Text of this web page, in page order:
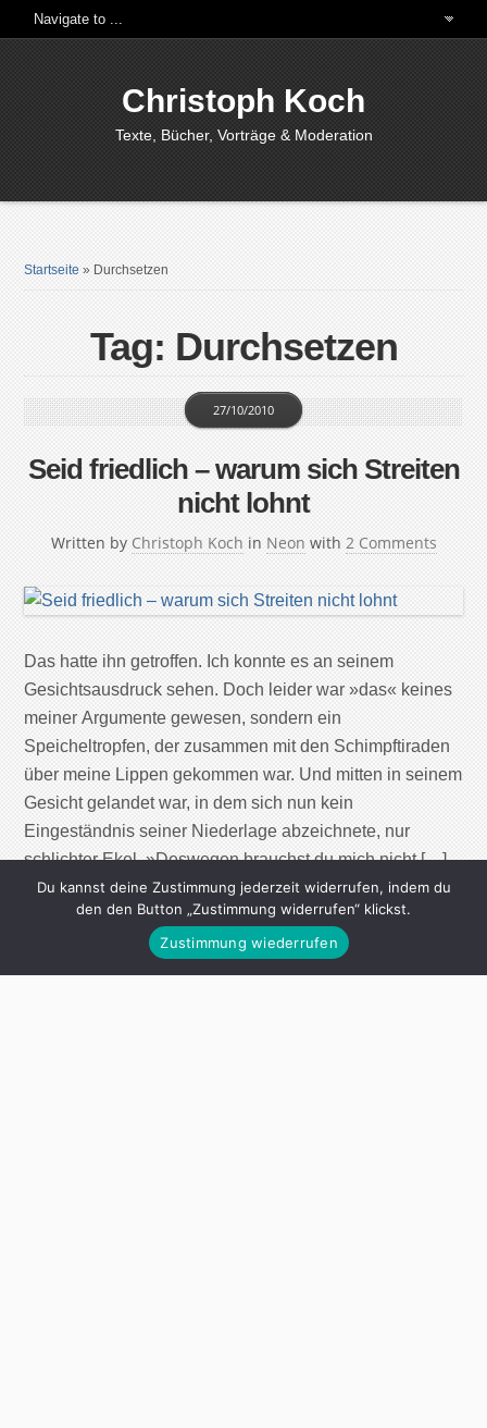
Christoph Koch
Texte, Bücher, Vorträge & Moderation
Startseite » Durchsetzen
Tag: Durchsetzen
Seid friedlich – warum sich Streiten
nicht lohnt
Written by Christoph Koch
27/10/2010
in Neon with 2 Comments
Das hatte ihn getroffen. Ich konnte es an seinem
Gesichtsausdruck sehen. Doch leider war »das« keines
meiner Argumente gewesen, sondern ein
Speicheltropfen, der zusammen mit den Schimpftiraden
über meine Lippen gekommen war. Und mitten in seinem
Gesicht gelandet war, in dem sich nun kein
Eingeständnis seiner Niederlage abzeichnete, nur
schlichter Ekel. »Deswegen brauchst du mich nicht […]
Continue Reading
Du kannst deine Zustimmung jederzeit widerrufen, indem du
den den Button „Zustimmung widerrufen“ klickst.
Zustimmung wiederrufen